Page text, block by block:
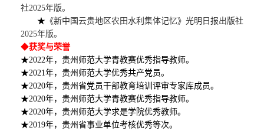
社2025年版。
★ 《新中国云贵地区农田水利集体记忆》光明日报出版社
2025年版。
◆获奖与荣誉
★2022年，贵州师范大学青教赛优秀指导教师。
★2021年，贵州师范大学优秀共产党员。
★2020年，贵州省党员干部教育培训评审专家库成员。
★2020年，贵州师范大学青教赛优秀指导教师。
★2020年，贵州师范大学求是学院优秀教师。
★2019年，贵州省事业单位考核优秀等次。